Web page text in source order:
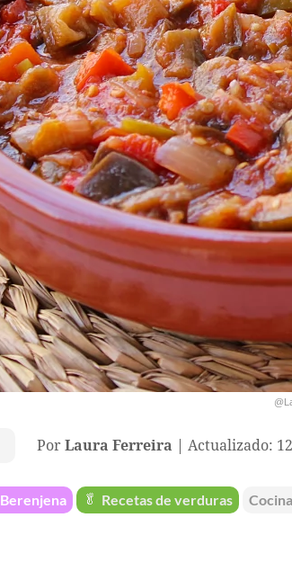
Por Laura Ferreira Actualizado:
Berenjena 🥬 Recetas de verduras